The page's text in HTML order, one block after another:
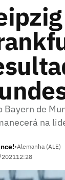
Bayern de
na
•Alemanha (ALE)
12:28